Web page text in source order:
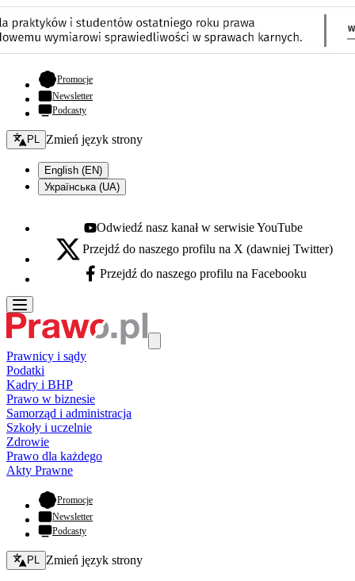
Promocje- otwiera się w nowej karcie
Newsletter
Podcasty
Zmień język - bieżący:
PL Zmień język strony
English (EN)
Українська (UA)
Youtube - otwiera się w nowej karcie
Odwiedź nasz kanał w serwisie YouTube
X - otwiera się w nowej karcie
Przejdź do naszego profilu na X (dawniej Twitter)
Facebook - otwiera się w nowej karcie
Przejdź do naszego profilu na Facebooku
Prawnicy i sądy
Podatki
Kadry i BHP
Prawo w biznesie
Samorząd i administracja
Szkoły i uczelnie
Zdrowie
Prawo dla każdego
Akty Prawne
Promocje- otwiera się w nowej karcie
Newsletter
Podcasty
Zmień język - bieżący:
PL Zmień język strony